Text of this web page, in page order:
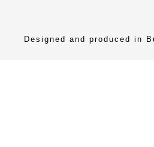
Designed and produced in